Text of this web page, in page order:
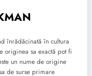
înrădăcinată în cultura
originea sa exactă pot fi
un nume de origine
de surse primare